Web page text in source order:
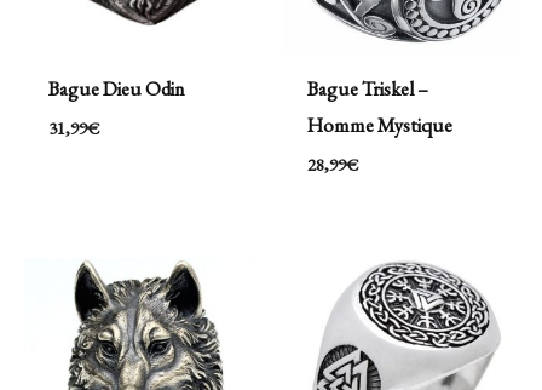
Bague Dieu Odin
31,99€
Bague Triskel –
Homme Mystique
28,99€